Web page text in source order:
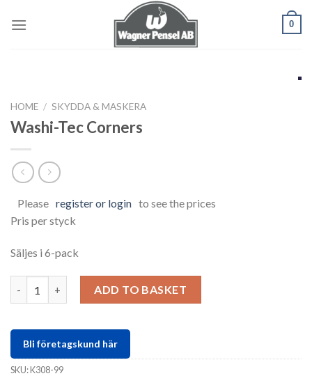
0
HOME / SKYDDA & MASKERA
Washi-Tec Corners
Please register or login to see the prices
Pris per styck
Säljes i 6-pack
ADD TO BASKET
Bli företagskund här
SKU:K308-99